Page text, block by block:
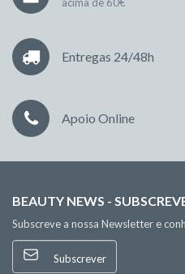
acima de 60€
Entregas 24/48h
Apoio Online
BEAUTY NEWS -
Subscreve a nossa Newsletter e
Subscrever